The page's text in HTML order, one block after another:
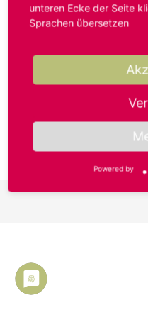
Benutzername oder E-Mail-
Passwort*
unteren Ecke der Seite
Sprachen übersetzen
Powered by